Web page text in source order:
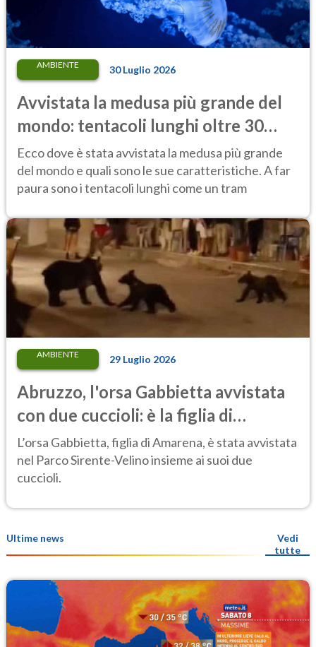
AMBIENTE 30 Luglio 2026
Avvistata la medusa più grande del
mondo: tentacoli lunghi oltre 30
metri, più di un tram cittadino
Ecco dove è stata avvistata la medusa più grande
del mondo e quali sono le sue caratteristiche. A far
paura sono i tentacoli lunghi come un tram
AMBIENTE 29 Luglio 2026
Abruzzo, l'orsa Gabbietta avvistata
con due cuccioli: è la figlia di
Amarena
L’orsa Gabbietta, figlia di Amarena, è stata avvistata
nel Parco Sirente-Velino insieme ai suoi due
cuccioli.
Ultime news
Vedi
tutte